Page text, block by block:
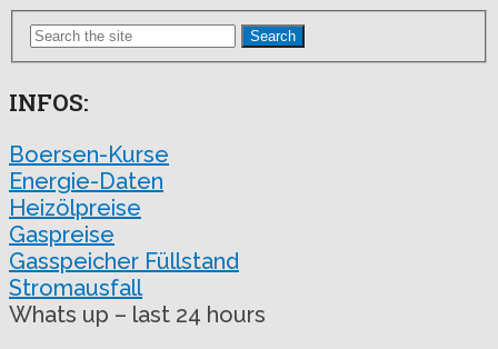
Search
INFOS:
Boersen-Kurse
Energie-Daten
Heizölpreise
Gaspreise
Gasspeicher Füllstand
Stromausfall
Whats up – last 24 hours